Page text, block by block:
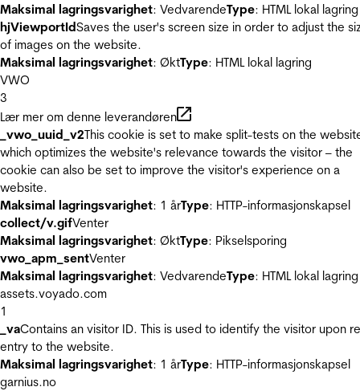
Maksimal lagringsvarighet: VedvarendeType: HTML lokal lagring
hjViewportIdSaves the user's screen size in order to adjust the
of images on the website.
Maksimal lagringsvarighet: ØktType: HTML lokal lagring
VWO
3
Lær mer om denne leverandøren
_vwo_uuid_v2This cookie is set to make split-tests on the
which optimizes the website's relevance towards the visitor – the
cookie can also be set to improve the visitor's experience on a
website.
Maksimal lagringsvarighet: 1 årType: HTTP-informasjonskapsel
collect/v.gifVenter
Maksimal lagringsvarighet: ØktType: Pikselsporing
vwo_apm_sentVenter
Maksimal lagringsvarighet: VedvarendeType: HTML lokal lagring
assets.voyado.com
1
_vaContains an visitor ID. This is used to identify the visitor upon
entry to the website.
Maksimal lagringsvarighet: 1 årType: HTTP-informasjonskapsel
garnius.no